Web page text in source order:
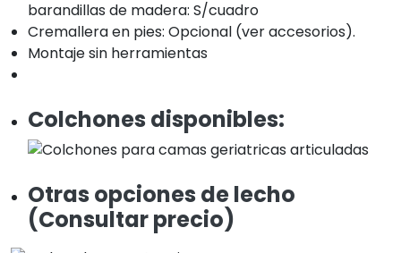
barandillas de madera: S/cuadro
Cremallera en pies: Opcional (ver accesorios).
Montaje sin herramientas
Colchones disponibles:
Otras opciones de lecho
(Consultar precio)